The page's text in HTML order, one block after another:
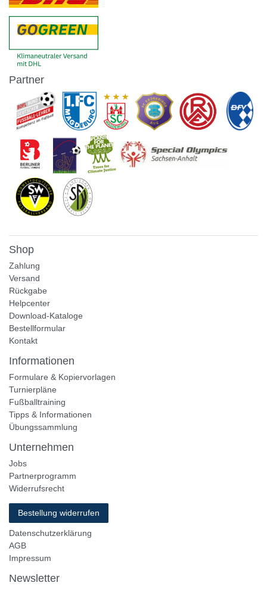
Partner
Shop
Zahlung
Versand
Rückgabe
Helpcenter
Download-Kataloge
Bestellformular
Kontakt
Informationen
Formulare & Kopiervorlagen
Turnierpläne
Fußballtraining
Tipps & Informationen
Übungssammlung
Unternehmen
Jobs
Partnerprogramm
Widerrufsrecht
Bestellung widerrufen
Datenschutzerklärung
AGB
Impressum
Newsletter